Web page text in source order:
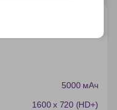
5000 мАч
1600 x 720 (HD+)